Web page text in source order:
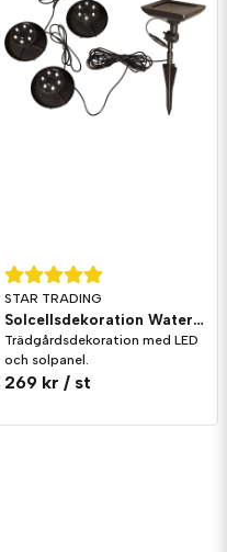
STAR TRADING
Solcellsdekoration Water Light
Trädgårdsdekoration med LED
och solpanel.
269 kr / st